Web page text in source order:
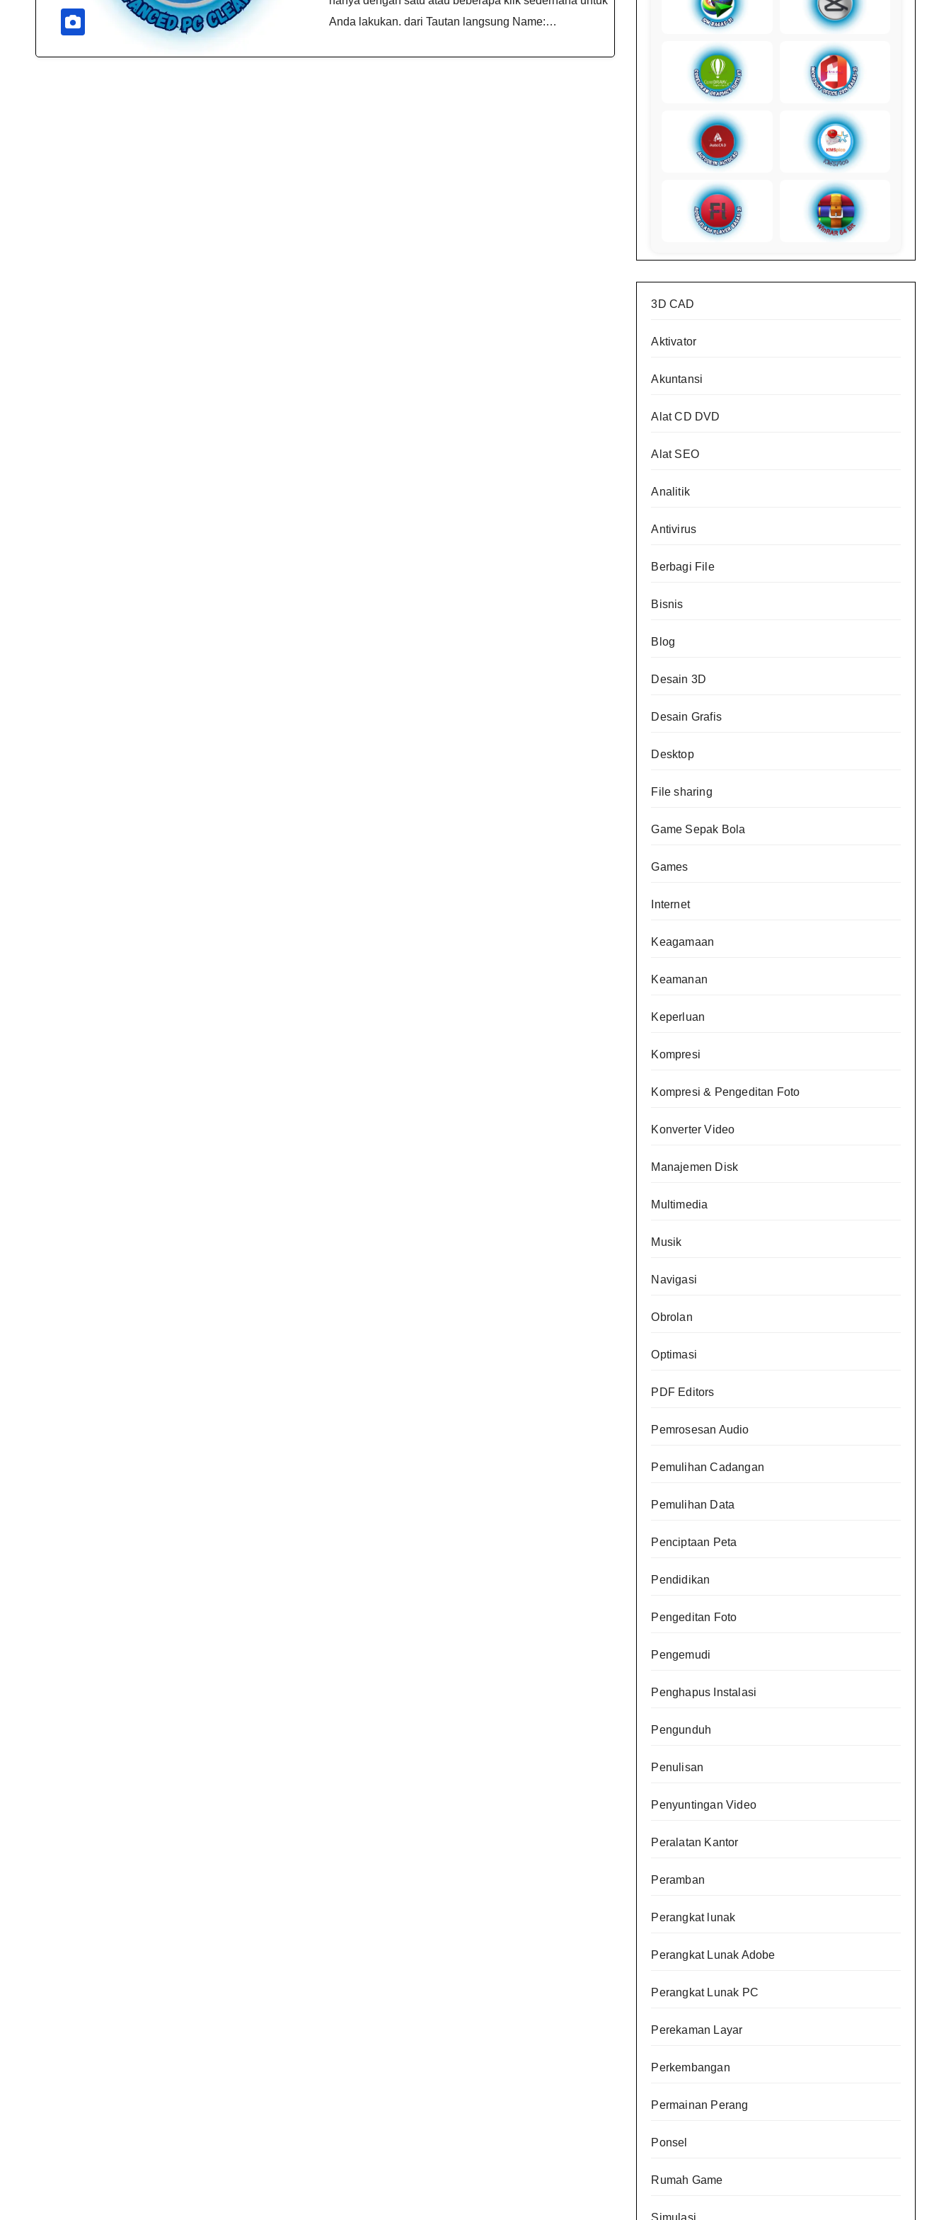
Anda lakukan. dari Tautan langsung Name:…
3D CAD
Aktivator
Akuntansi
Alat CD DVD
Alat SEO
Analitik
Antivirus
Berbagi File
Bisnis
Blog
Desain 3D
Desain Grafis
Desktop
File sharing
Game Sepak Bola
Games
Internet
Keagamaan
Keamanan
Keperluan
Kompresi
Kompresi & Pengeditan Foto
Konverter Video
Manajemen Disk
Multimedia
Musik
Navigasi
Obrolan
Optimasi
PDF Editors
Pemrosesan Audio
Pemulihan Cadangan
Pemulihan Data
Penciptaan Peta
Pendidikan
Pengeditan Foto
Pengemudi
Penghapus Instalasi
Pengunduh
Penulisan
Penyuntingan Video
Peralatan Kantor
Peramban
Perangkat lunak
Perangkat Lunak Adobe
Perangkat Lunak PC
Perekaman Layar
Perkembangan
Permainan Perang
Ponsel
Rumah Game
Simulasi